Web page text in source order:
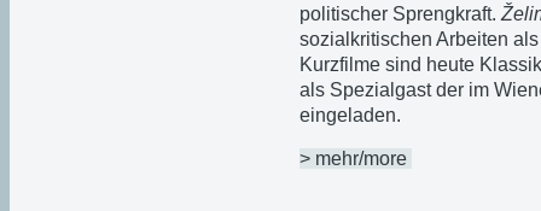
politischer Sprengkraft.
sozialkritischen Arbeiten
Kurzfilme sind heute
als Spezialgast der im
eingeladen.
> mehr/more